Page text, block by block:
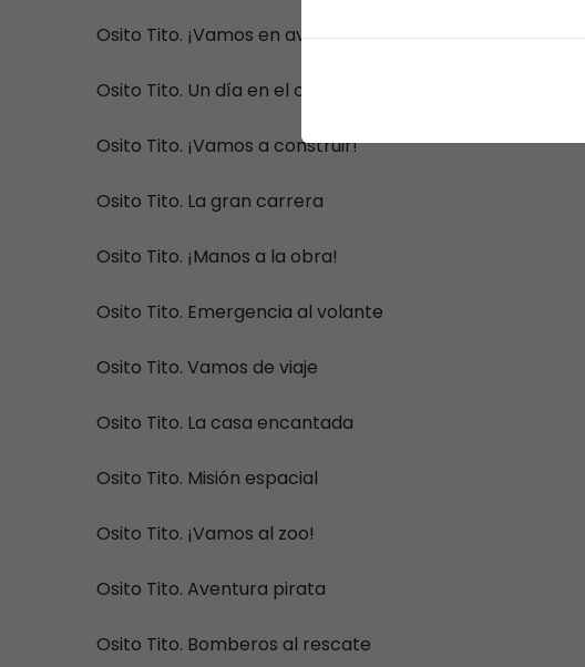
Osito Tito. ¡Vamos en avión!
Osito Tito. Un día en el castillo
Osito Tito. ¡Vamos a construir!
Osito Tito. La gran carrera
Osito Tito. ¡Manos a la obra!
Osito Tito. Emergencia al volante
Osito Tito. Vamos de viaje
Osito Tito. La casa encantada
Osito Tito. Misión espacial
Osito Tito. ¡Vamos al zoo!
Osito Tito. Aventura pirata
Osito Tito. Bomberos al rescate